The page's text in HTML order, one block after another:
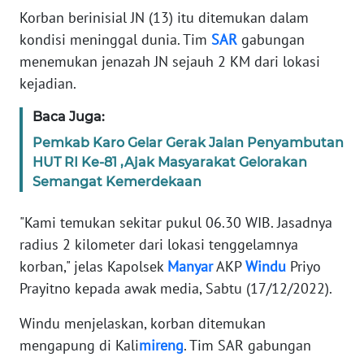
Korban berinisial JN (13) itu ditemukan dalam
kondisi meninggal dunia. Tim SAR gabungan
menemukan jenazah JN sejauh 2 KM dari lokasi
kejadian.
Baca Juga:
Pemkab Karo Gelar Gerak Jalan Penyambutan
HUT RI Ke-81 ,Ajak Masyarakat Gelorakan
Semangat Kemerdekaan
"Kami temukan sekitar pukul 06.30 WIB. Jasadnya
radius 2 kilometer dari lokasi tenggelamnya
korban," jelas Kapolsek ManyarAKPWindu Priyo
Prayitno kepada awak media, Sabtu (17/12/2022).
Windu menjelaskan, korban ditemukan
mengapung di Kalimireng. Tim SAR gabungan
Informasi
INDEKS
BERITA
KONTAK
KAMI
INFO
TENTANG
KAMI
PEDOMAN
MEDIA